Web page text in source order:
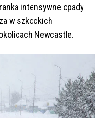
intensywne opady
w szkockich
Newcastle.